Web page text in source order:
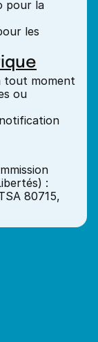
pour la
les
tout moment
ou
:
80715,